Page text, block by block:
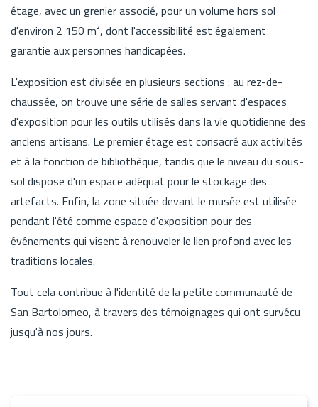
étage, avec un grenier associé, pour un volume hors sol
d'environ 2 150 m², dont l'accessibilité est également
garantie aux personnes handicapées.
L'exposition est divisée en plusieurs sections : au rez-de-
chaussée, on trouve une série de salles servant d'espaces
d'exposition pour les outils utilisés dans la vie quotidienne des
anciens artisans. Le premier étage est consacré aux activités
et à la fonction de bibliothèque, tandis que le niveau du sous-
sol dispose d'un espace adéquat pour le stockage des
artefacts. Enfin, la zone située devant le musée est utilisée
pendant l'été comme espace d'exposition pour des
événements qui visent à renouveler le lien profond avec les
traditions locales.
Tout cela contribue à l'identité de la petite communauté de
San Bartolomeo, à travers des témoignages qui ont survécu
jusqu'à nos jours.